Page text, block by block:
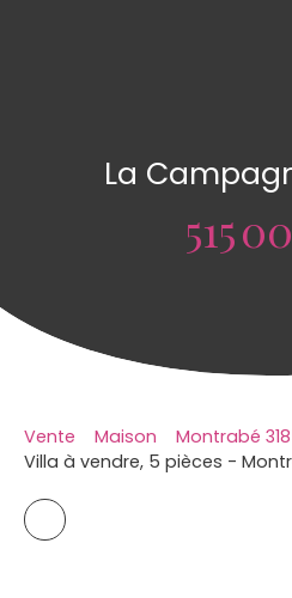
La
515
Vente Maison
Montrabé
Villa à vendre, 5 pièces -